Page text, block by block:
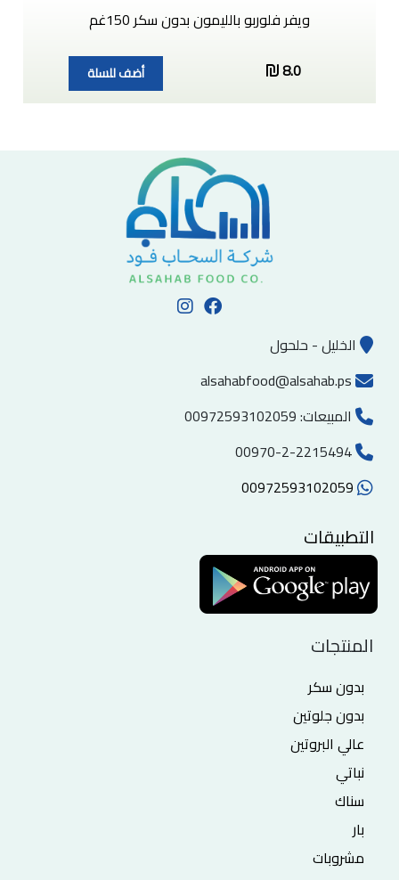
ويفر فلوربو بالليمون بدون سكر 150غم
8.0
أضف للسلة
الخليل - حلحول
alsahabfood@alsahab.ps
المبيعات:00972593102059
التطبيقات
المنتجات
بدون سكر
بدون جلوتين
عالي البروتين
نباتي
سناك
بار
مشروبات